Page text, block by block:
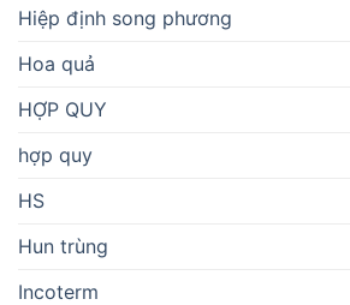
Hiệp định song phương
Hoa quả
HỢP QUY
hợp quy
HS
Hun trùng
Incoterm